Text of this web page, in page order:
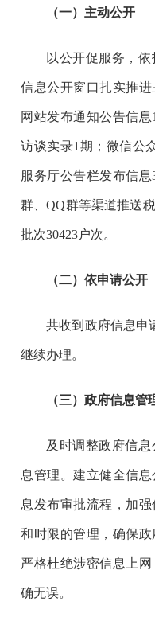
（一）主动公开
以公开促服务，
信息公开窗口扎实推进
网站发布通知公告信
访谈实录1期；微信公
服务厅公告栏发布信
群、QQ群等渠道推送
批次30423户次。
（二）依申请公开
共收到政府信息申
继续办理。
（三）政府信息管
及时调整政府信
息管理。建立健全信
息发布审批流程，加
和时限的管理，确保政
严格杜绝涉密信息上
确无误。